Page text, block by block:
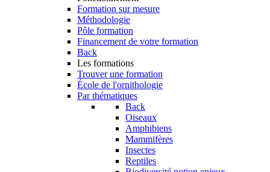
Formation sur mesure
Méthodologie
Pôle formation
Financement de votre formation
Back
Les formations
Trouver une formation
École de l'ornithologie
Par thématiques
Back
Oiseaux
Amphibiens
Mammifères
Insectes
Reptiles